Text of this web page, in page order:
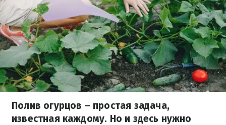
Полив огурцов – простая задача,
известная каждому. Но и здесь нужно